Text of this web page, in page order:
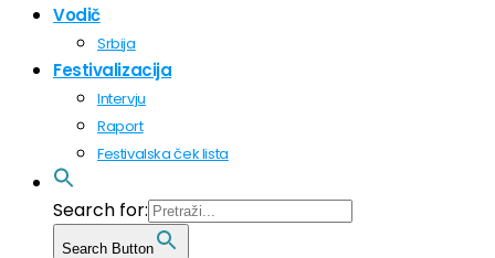
Vodič
Srbija
Festivalizacija
Intervju
Raport
Festivalska ček lista
Search for:
Search Button